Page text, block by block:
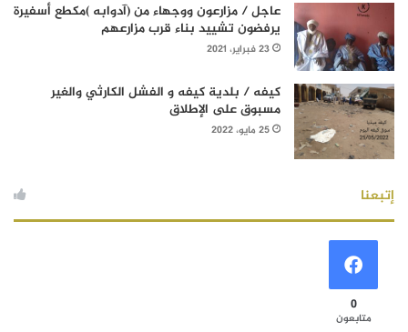
عاجل / مزارعون ووجهاء من (آدوابه )مكطع أسفيرة
يرفضون تشييد بناء قرب مزارعهم
23 فبراير، 2021
كيفه / بلدية كيفه و الفشل الكارثي والغير
مسبوق على الإطلاق
25 مايو، 2022
إتبعنا
0
متابعون